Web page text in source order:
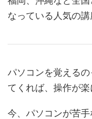
なっている人気の講
パソコンを覚える
てくれば、操作が楽
今、パソコンが苦